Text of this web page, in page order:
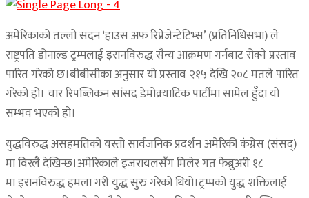
अमेरिकाको तल्लो सदन ‘हाउस अफ रिप्रेजेन्टेटिभ्स’ (प्रतिनिधिसभा) ले
राष्ट्रपति डोनाल्ड ट्रम्पलाई इरानविरुद्ध सैन्य आक्रमण गर्नबाट रोक्ने प्रस्ताव
पारित गरेको छ।बीबीसीका अनुसार यो प्रस्ताव २१५ देखि २०८ मतले पारित
गरेको हो। चार रिपब्लिकन सांसद डेमोक्र्याटिक पार्टीमा सामेल हुँदा यो
सम्भव भएको हो।
युद्धविरुद्ध असहमतिको यस्तो सार्वजनिक प्रदर्शन अमेरिकी कंग्रेस (संसद्‌)
मा विरलै देखिन्छ।अमेरिकाले इजरायलसँग मिलेर गत फेब्रुअरी १८
मा इरानविरुद्ध हमला गरी युद्ध सुरु गरेको थियो।ट्रम्पको युद्ध शक्तिलाई